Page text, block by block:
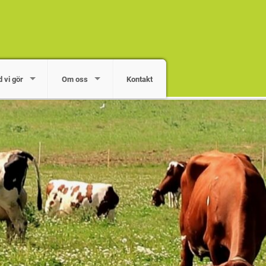
vi gör Om oss Kontakt